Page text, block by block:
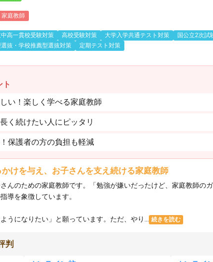
家庭教師
中高一貫校受験対策 高校受験対策 大学入学共通テスト対策
国公立2次試
抜・学校推薦型選抜対策 定期テスト対策
い！楽しく学べる家庭教師
く続けたい人にピッタリ
保護者の方の負担も軽減
けを与え、お子さんを支え続ける家庭教師
んのための家庭教師です。「勉強が嫌いだったけど、家庭教師の
導を象徴しています。
うになりたい」と願っています。ただ、やり... 続きを読む
判